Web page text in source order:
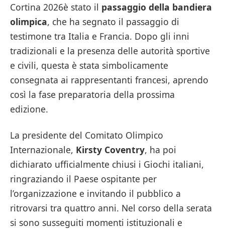
Cortina 2026è stato il passaggio della bandiera
olimpica, che ha segnato il passaggio di
testimone tra Italia e Francia. Dopo gli inni
tradizionali e la presenza delle autorità sportive
e civili, questa è stata simbolicamente
consegnata ai rappresentanti francesi, aprendo
così la fase preparatoria della prossima
edizione.
La presidente del Comitato Olimpico
Internazionale, Kirsty Coventry, ha poi
dichiarato ufficialmente chiusi i Giochi italiani,
ringraziando il Paese ospitante per
l’organizzazione e invitando il pubblico a
ritrovarsi tra quattro anni. Nel corso della serata
si sono susseguiti momenti istituzionali e